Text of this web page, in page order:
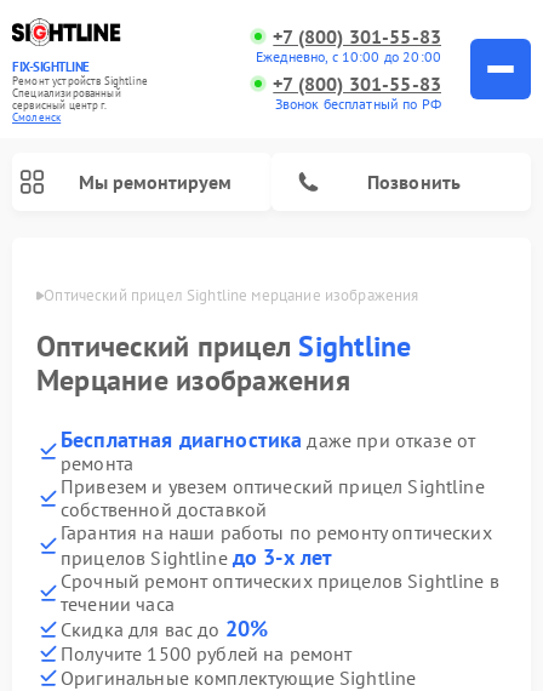
FIX-SIGHTLINE
Ремонт устройств Sightline
Специализированный
cервисный центр г.
Смоленск
+7 (800) 301-55-83
Ежедневно, с 10:00 до 20:00
+7 (800) 301-55-83
Звонок бесплатный по РФ
Мы ремонтируем Позвонить
Оптический прицел Sightline мерцание изображения
Оптический прицелSightline
Мерцание изображения
Бесплатная диагностика даже при отказе от
ремонта
Привезем и увезем оптический прицел Sightline
собственной доставкой
Гарантия на наши работы по ремонту оптических
прицелов Sightline до 3-х лет
Срочный ремонт оптических прицелов Sightline в
течении часа
Скидка для вас до 20%
Получите 1500 рублей на ремонт
Оригинальные комплектующие Sightline